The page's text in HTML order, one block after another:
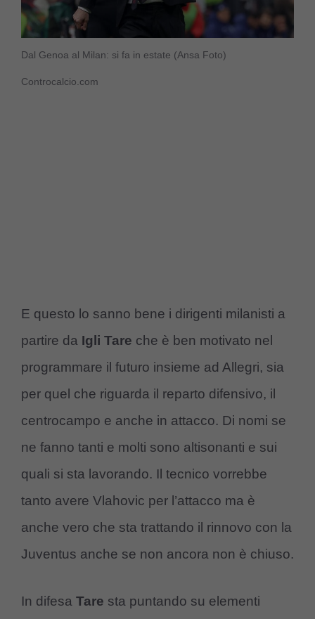
Dal Genoa al Milan: si fa in estate (Ansa Foto)
Controcalcio.com
E questo lo sanno bene i dirigenti milanisti a
partire da Igli Tare che è ben motivato nel
programmare il futuro insieme ad Allegri, sia
per quel che riguarda il reparto difensivo, il
centrocampo e anche in attacco. Di nomi se
ne fanno tanti e molti sono altisonanti e sui
quali si sta lavorando. Il tecnico vorrebbe
tanto avere Vlahovic per l’attacco ma è
anche vero che sta trattando il rinnovo con la
Juventus anche se non ancora non è chiuso.
In difesa Tare sta puntando su elementi